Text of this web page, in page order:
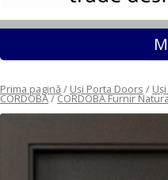
Prima pagină / Uși Porta Doors /
CORDOBA/CORDOBA Furnir